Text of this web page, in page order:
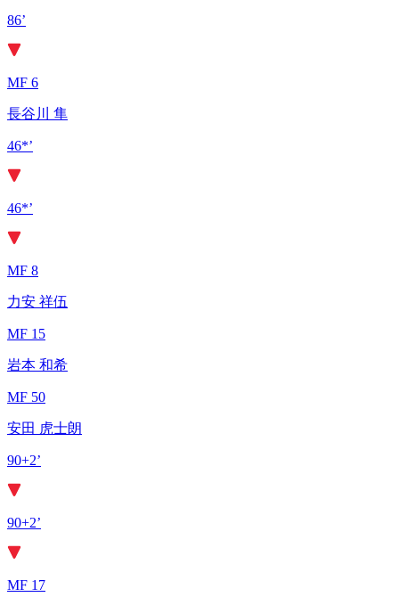
86’
MF 6
長谷川 隼
46*’
46*’
MF 8
力安 祥伍
MF 15
岩本 和希
MF 50
安田 虎士朗
90+2’
90+2’
MF 17